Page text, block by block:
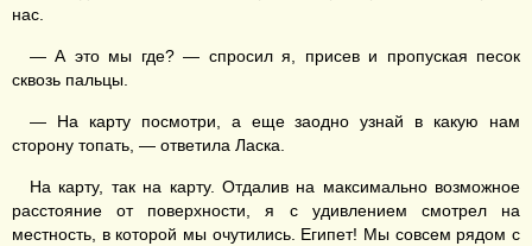
нас.
— А это мы где? — спросил я, присев и пропуская песок
сквозь пальцы.
— На карту посмотри, а еще заодно узнай в какую нам
сторону топать, — ответила Ласка.
На карту, так на карту. Отдалив на максимально возможное
расстояние от поверхности, я с удивлением смотрел на
местность, в которой мы очутились. Египет! Мы совсем рядом с